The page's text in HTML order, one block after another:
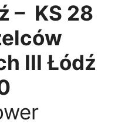
– KS 28
III Łódź